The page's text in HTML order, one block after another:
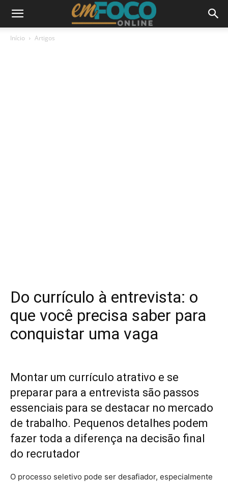
Início Artigos
Do currículo à entrevista: o
que você precisa saber para
conquistar uma vaga
Montar um currículo atrativo e se
preparar para a entrevista são passos
essenciais para se destacar no mercado
de trabalho. Pequenos detalhes podem
fazer toda a diferença na decisão final
do recrutador
O processo seletivo pode ser desafiador, especialmente